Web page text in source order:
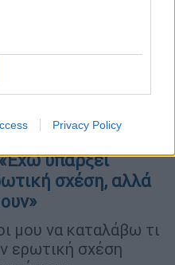
Privacy Policy
υπάρξει
σχέση, αλλά
μου να καταλάβω τι
ερωτική σχέση